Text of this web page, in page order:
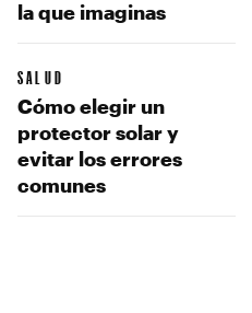
la que imaginas
SALUD
Cómo elegir un
protector solar y
evitar los errores
comunes